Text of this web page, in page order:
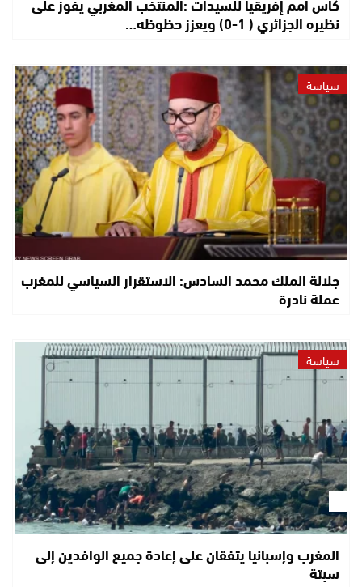
نظيره الجزائري ( 1-0) ويعزز حظوظه…
سياسة
جلالة الملك محمد السادس: الاستقرار السياسي للمغرب
عملة نادرة
سياسة
المغرب وإسبانيا يتفقان على إعادة جميع الوافدين إلى
سبتة